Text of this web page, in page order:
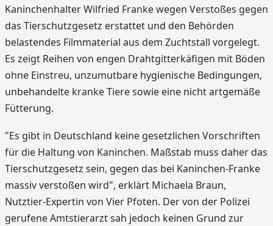
Kaninchenhalter Wilfried Franke wegen Verstoßes gegen
das Tierschutzgesetz erstattet und den Behörden
belastendes Filmmaterial aus dem Zuchtstall vorgelegt.
Es zeigt Reihen von engen Drahtgitterkäfigen mit Böden
ohne Einstreu, unzumutbare hygienische Bedingungen,
unbehandelte kranke Tiere sowie eine nicht artgemäße
Fütterung.
"Es gibt in Deutschland keine gesetzlichen Vorschriften
für die Haltung von Kaninchen. Maßstab muss daher das
Tierschutzgesetz sein, gegen das bei Kaninchen-Franke
massiv verstoßen wird", erklärt Michaela Braun,
Nutztier-Expertin von Vier Pfoten. Der von der Polizei
gerufene Amtstierarzt sah jedoch keinen Grund zur